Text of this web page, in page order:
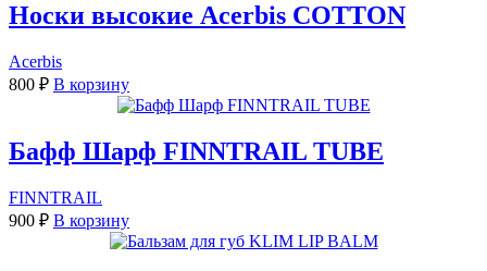
Носки высокие Acerbis COTTON
Acerbis
800 ₽ В корзину
Бафф Шарф FINNTRAIL TUBE
FINNTRAIL
900 ₽ В корзину